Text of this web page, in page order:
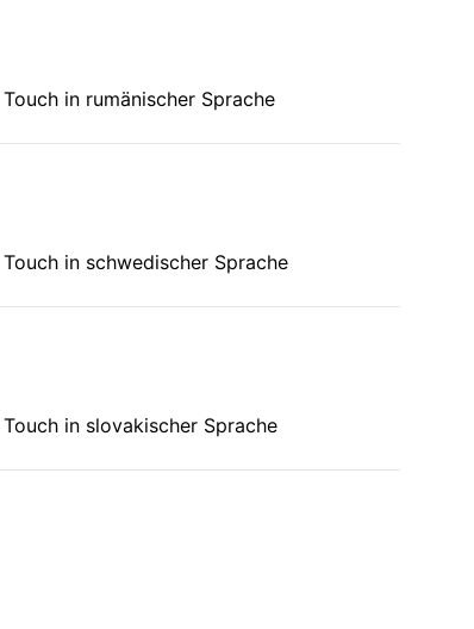
in rumänischer Sprache
in schwedischer Sprache
in slovakischer Sprache